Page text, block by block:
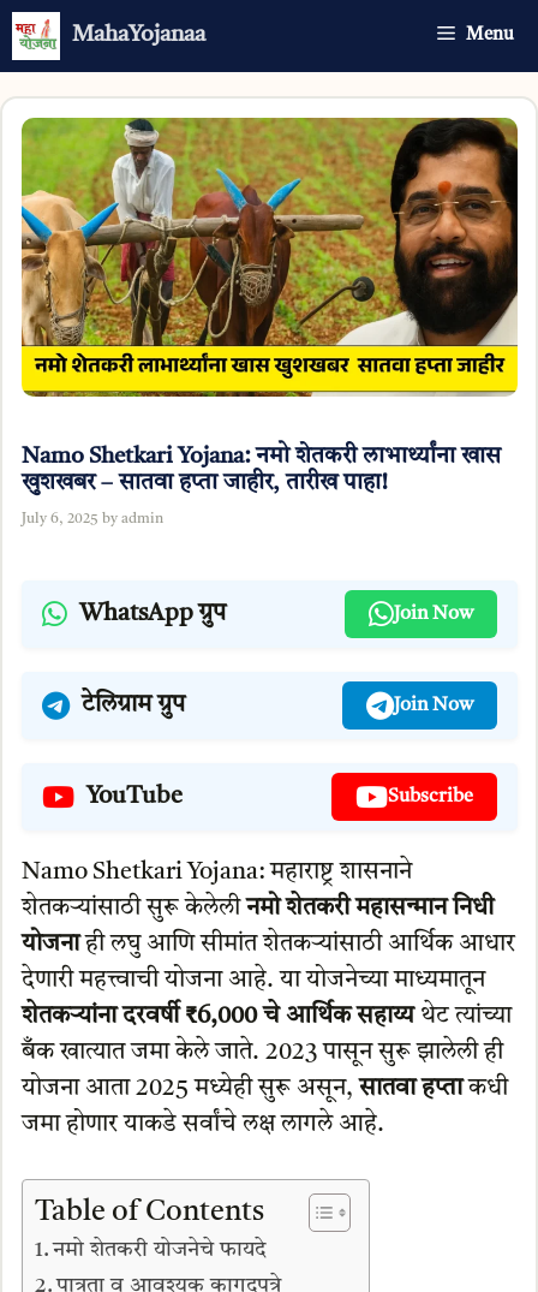
Skip
MahaYojanaa Menu
Namo Shetkari Yojana: नमो शेतकरी लाभार्थ्यांना खास
खुशखबर – सातवा हप्ता जाहीर, तारीख पाहा!
July 6, 2025 by admin
WhatsApp ग्रुप Join Now
टेलिग्राम ग्रुप Join Now
YouTube Subscribe
Namo Shetkari Yojana: महाराष्ट्र शासनाने
शेतकऱ्यांसाठी सुरू केलेलीनमो शेतकरी महासन्मान निधी
योजनाही लघु आणि सीमांत शेतकऱ्यांसाठी आर्थिक आधार
देणारी महत्त्वाची योजना आहे. या योजनेच्या माध्यमातून
शेतकऱ्यांना दरवर्षी ₹6,000 चे आर्थिक सहाय्यथेट त्यांच्या
बँक खात्यात जमा केले जाते. 2023 पासून सुरू झालेली ही
योजना आता 2025 मध्येही सुरू असून,सातवा हप्ताकधी
जमा होणार याकडे सर्वांचे लक्ष लागले आहे.
Table of Contents
नमो शेतकरी योजनेचे फायदे
पात्रता व आवश्यक कागदपत्रे